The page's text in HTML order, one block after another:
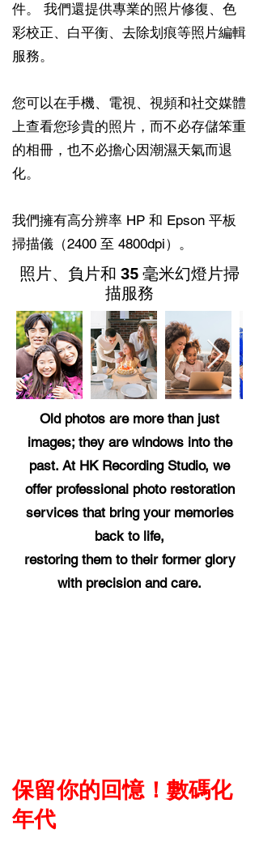
件。 我們還提供專業的照片修復、色
彩校正、白平衡、去除划痕等照片編輯
服務。
您可以在手機、電視、視頻和社交媒體
上查看您珍貴的照片，而不必存儲笨重
的相冊，也不必擔心因潮濕天氣而退
化。
我們擁有高分辨率 HP 和 Epson 平板
掃描儀（2400 至 4800dpi）。
照片、負片和 35 毫米幻燈片掃
描服務
Old photos are more than just
images; they are windows into the
past. At HK Recording Studio, we
offer professional photo restoration
services that bring your memories
back to life,
restoring them to their former glory
with precision and care.
保留你的回憶！數碼化
年代